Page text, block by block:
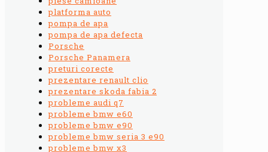
platforma auto
pompa de apa
pompa de apa defecta
Porsche
Porsche Panamera
preturi corecte
prezentare renault clio
prezentare skoda fabia 2
probleme audi q7
probleme bmw e60
probleme bmw e90
probleme bmw seria 3 e90
probleme bmw x3